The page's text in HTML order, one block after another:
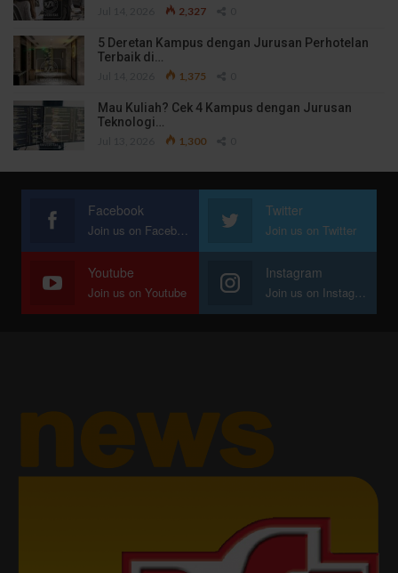
2,327
5 Deretan Kampus dengan Jurusan Perhotelan
Terbaik di…
1,375
Mau Kuliah? Cek 4 Kampus dengan Jurusan
Teknologi…
1,300
Facebook
Join us on Facebook
Twitter
Join us on Twitter
Youtube
Join us on Youtube
Instagram
Join us on Instagram